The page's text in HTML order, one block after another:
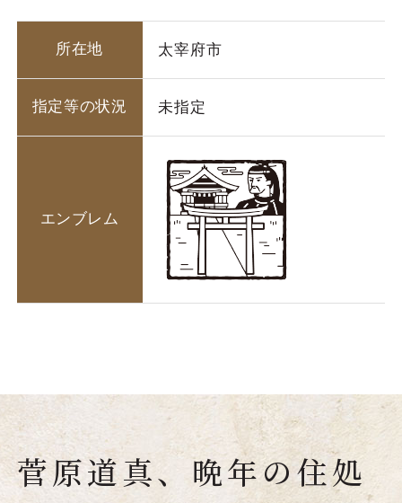
所在地 太宰府市
指定等の状況 未指定
エンブレム
菅原道真、晩年の住処